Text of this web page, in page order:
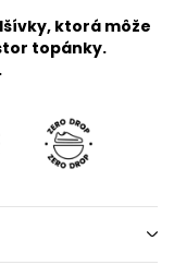
ktorá môže
topánky.